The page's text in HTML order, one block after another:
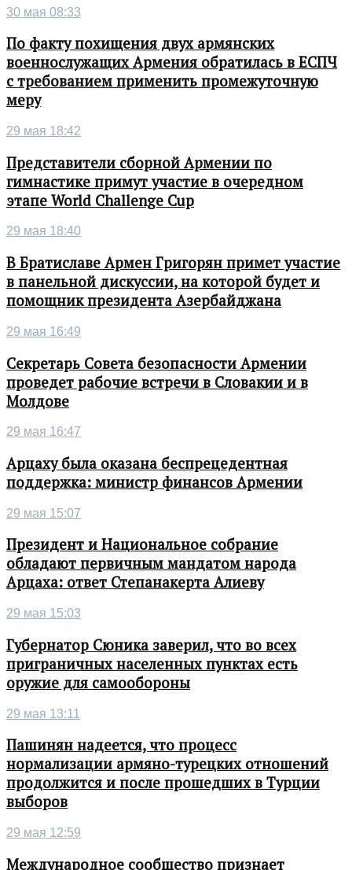
30 мая 08:33
По факту похищения двух армянских
военнослужащих Армения обратилась в ЕСПЧ
с требованием применить промежуточную
меру
29 мая 18:42
Представители сборной Армении по
гимнастике примут участие в очередном
этапе World Challenge Cup
29 мая 18:40
В Братиславе Армен Григорян примет участие
в панельной дискуссии, на которой будет и
помощник президента Азербайджана
29 мая 16:49
Секретарь Совета безопасности Армении
проведет рабочие встречи в Словакии и в
Молдове
29 мая 16:47
Арцаху была оказана беспрецедентная
поддержка: министр финансов Армении
29 мая 15:07
Президент и Национальное собрание
обладают первичным мандатом народа
Арцаха: ответ Степанакерта Алиеву
29 мая 15:03
Губернатор Сюника заверил, что во всех
приграничных населенных пунктах есть
оружие для самообороны
29 мая 13:11
Пашинян надеется, что процесс
нормализации армяно-турецких отношений
продолжится и после прошедших в Турции
выборов
29 мая 12:59
Международное сообщество признает